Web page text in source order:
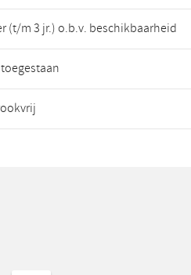
(t/m 3 jr.) o.b.v. beschikbaarheid